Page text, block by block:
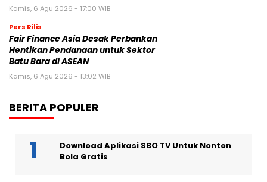
Kamis, 6 Agu 2026 - 17:00 WIB
Pers Rilis
Fair Finance Asia Desak Perbankan
Hentikan Pendanaan untuk Sektor
Batu Bara di ASEAN
Kamis, 6 Agu 2026 - 13:02 WIB
BERITA POPULER
Download Aplikasi SBO TV Untuk Nonton
Bola Gratis